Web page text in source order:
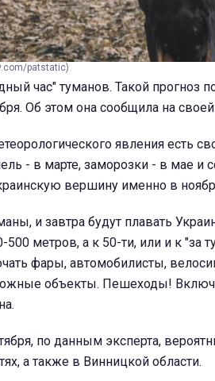
patstatic)
час" туманов. Такой прогноз
Об этом она сообщила на
явления есть
- в марте, заморозки - в мае и
вершину именно в
и завтра будут плавать
500 метров, а к 50-ти, или и к "за
фары, автомобилисты,
объекты. Пешеходы!
по данным эксперта,
а также в Винницкой области.